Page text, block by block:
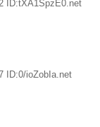
ID:tXA1SpzE0.net
ID:0/ioZobIa.net